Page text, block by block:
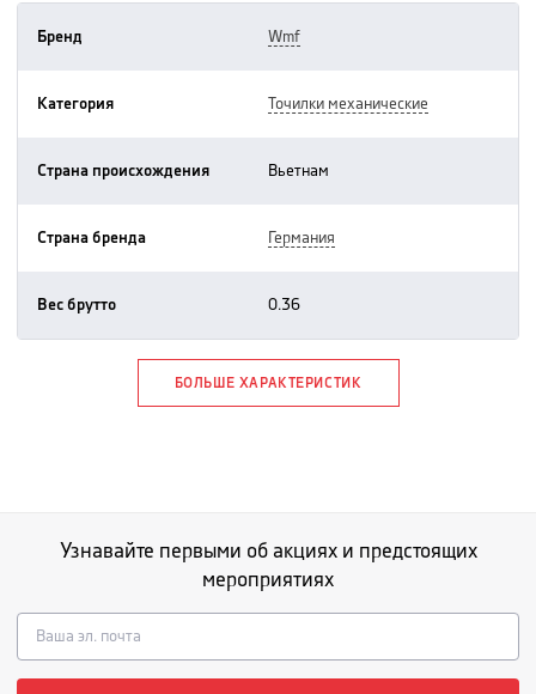
Бренд wmf
Категория точилки механические
Страна происхождения вьетнам
Страна бренда германия
Вес брутто 0.36
БОЛЬШЕ ХАРАКТЕРИСТИК
Узнавайте первыми об акциях и предстоящих
мероприятиях